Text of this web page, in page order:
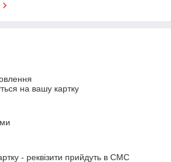
на вашу картку
- реквізити прийдуть в СМС